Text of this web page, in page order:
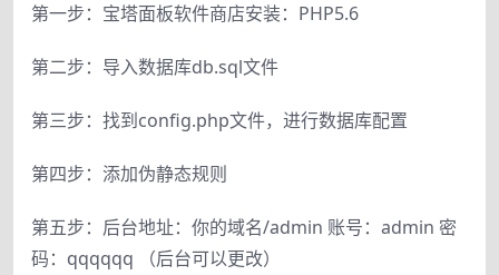
第一步：宝塔面板软件商店安装：PHP5.6
第二步：导入数据库db.sql文件
第三步：找到config.php文件，进行数据库配置
第四步：添加伪静态规则
第五步：后台地址：你的域名/admin 账号：admin 密
码：qqqqqq （后台可以更改）